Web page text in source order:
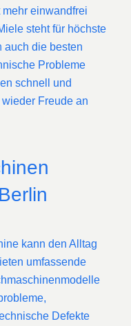
einwandfrei
steht für höchste
auch die besten
Probleme
schnell und
Freude an
kann den Alltag
umfassende
Defekte